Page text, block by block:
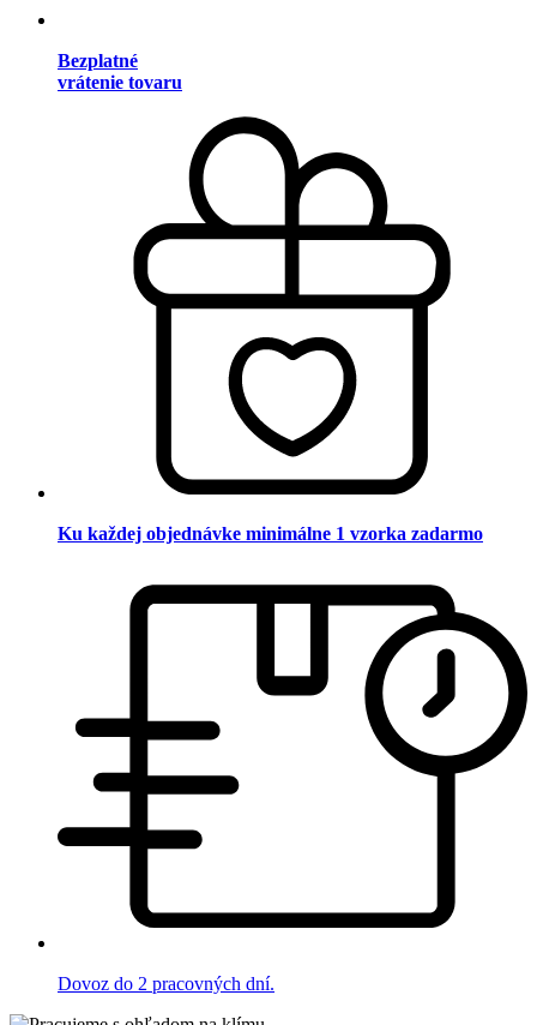
Bezplatné
vrátenie tovaru
Ku každej objednávke minimálne 1 vzorka zadarmo
Dovoz do 2 pracovných dní.